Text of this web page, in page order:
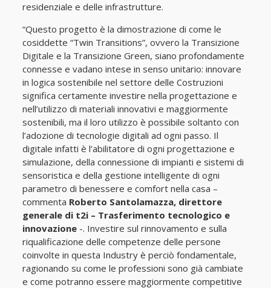
residenziale e delle infrastrutture.
“Questo progetto è la dimostrazione di come le
cosiddette “Twin Transitions”, ovvero la Transizione
Digitale e la Transizione Green, siano profondamente
connesse e vadano intese in senso unitario: innovare
in logica sostenibile nel settore delle Costruzioni
significa certamente investire nella progettazione e
nell’utilizzo di materiali innovativi e maggiormente
sostenibili, ma il loro utilizzo è possibile soltanto con
l’adozione di tecnologie digitali ad ogni passo. Il
digitale infatti è l’abilitatore di ogni progettazione e
simulazione, della connessione di impianti e sistemi di
sensoristica e della gestione intelligente di ogni
parametro di benessere e comfort nella casa –
commenta Roberto Santolamazza, direttore
generale di t2i – Trasferimento tecnologico e
innovazione -. Investire sul rinnovamento e sulla
riqualificazione delle competenze delle persone
coinvolte in questa Industry è perciò fondamentale,
ragionando su come le professioni sono già cambiate
e come potranno essere maggiormente competitive